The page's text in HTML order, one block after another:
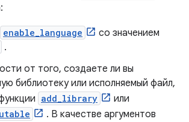
enable_language со значением
.
от того, создаете ли вы
библиотеку или исполняемый файл,
add_library или
. В качестве аргументов